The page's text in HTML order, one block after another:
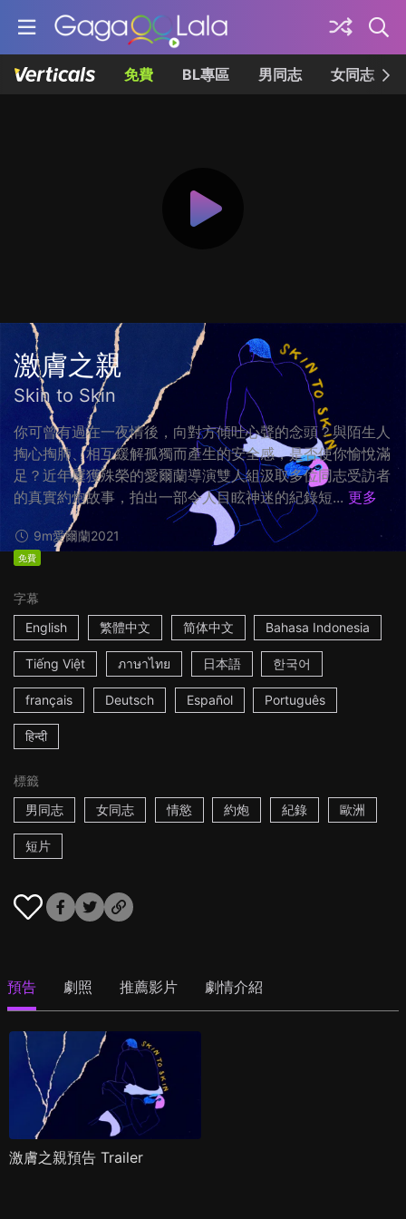
免費 BL專區 男同志 女同志
激膚之親
Skin to Skin
你可曾有過在一夜情後，向對方傾吐心聲的念頭？與陌生人
掏心掏肺、相互緩解孤獨而產生的安全感，是否使你愉悅滿
足？近年屢獲殊榮的愛爾蘭導演雙人組汲取多位同志受訪者
的真實約炮故事，拍出一部令人目眩神迷的紀錄短... 更多
9m愛爾蘭2021
免費
字幕
English
繁體中文 简体中文 Bahasa Indonesia
Tiếng Việt ภาษาไทย 日本語 한국어
français Deutsch Español Português
हिन्दी
標籤
男同志
女同志 情慾 約炮 紀錄 歐洲
短片
預告 劇照 推薦影片 劇情介紹
激膚之親預告 Trailer